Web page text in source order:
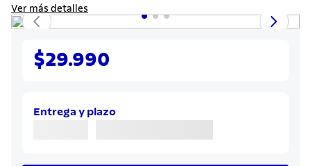
Ver más detalles
$29.990
Entrega y plazo
8.
solar
cuchillo
10. allegra